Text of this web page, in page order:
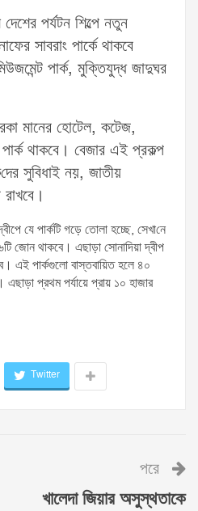
পর্যটন শিল্পে নতুন
সাবরাং পার্কে থাকবে
পার্ক, মুক্তিযুদ্ধ জাদুঘর
মানের হোটেল, কটেজ,
পার্ক থাকবে। বেজার এই প্রকল্প
সু‌বিধাই নয়, জাতীয়
যে পার্কটি গড়ে তোলা হচ্ছে, সেখা‌নে
জোন থাকবে। এছাড়া সোনাদিয়া দ্বীপ
এই পার্কগুলো বাস্তবায়িত হলে ৪০
এছাড়া প্রথম পর্যায়ে প্রায় ১০ হাজার
Twitter
পরে
খালেদা জিয়ার অসুস্থতাকে